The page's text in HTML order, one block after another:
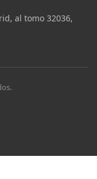
al tomo 32036,